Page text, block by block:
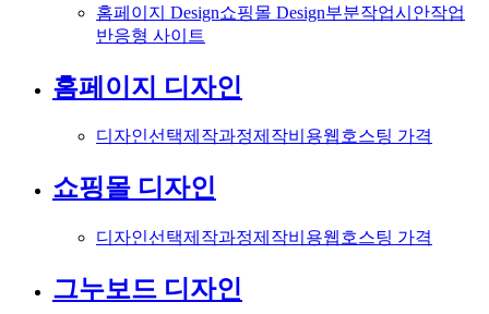
홈페이지 Design쇼핑몰 Design부분작업시안작업
반응형 사이트
홈페이지 디자인
디자인선택제작과정제작비용웹호스팅 가격
쇼핑몰 디자인
디자인선택제작과정제작비용웹호스팅 가격
그누보드 디자인